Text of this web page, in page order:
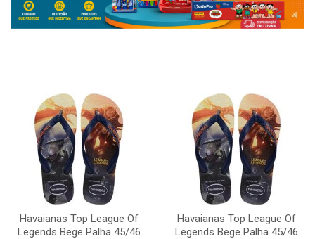
Havaianas Top League Of
Legends Bege Palha 45/46
Havaianas Top League Of
Legends Bege Palha 45/46